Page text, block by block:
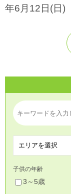
年6月12日(日)
子供の年齢
3～5歳